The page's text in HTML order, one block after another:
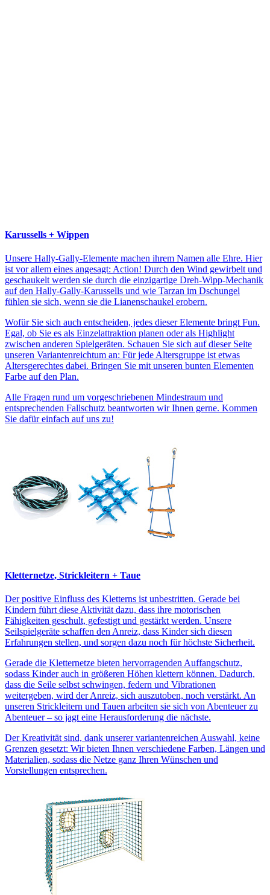
Karussells + Wippen
Unsere Hally-Gally-Elemente machen ihrem Namen alle Ehre. Hier
ist vor allem eines angesagt: Action! Durch den Wind gewirbelt und
geschaukelt werden sie durch die einzigartige Dreh-Wipp-Mechanik
auf den Hally-Gally-Karussells und wie Tarzan im Dschungel
fühlen sie sich, wenn sie die Lianenschaukel erobern.
Wofür Sie sich auch entscheiden, jedes dieser Elemente bringt Fun.
Egal, ob Sie es als Einzelattraktion planen oder als Highlight
zwischen anderen Spielgeräten. Schauen Sie sich auf dieser Seite
unseren Variantenreichtum an: Für jede Altersgruppe ist etwas
Altersgerechtes dabei. Bringen Sie mit unseren bunten Elementen
Farbe auf den Plan.
Alle Fragen rund um vorgeschriebenen Mindestraum und
entsprechenden Fallschutz beantworten wir Ihnen gerne. Kommen
Sie dafür einfach auf uns zu!
Kletternetze, Strickleitern + Taue
Der positive Einfluss des Kletterns ist unbestritten. Gerade bei
Kindern führt diese Aktivität dazu, dass ihre motorischen
Fähigkeiten geschult, gefestigt und gestärkt werden. Unsere
Seilspielgeräte schaffen den Anreiz, dass Kinder sich diesen
Erfahrungen stellen, und sorgen dazu noch für höchste Sicherheit.
Gerade die Kletternetze bieten hervorragenden Auffangschutz,
sodass Kinder auch in größeren Höhen klettern können. Dadurch,
dass die Seile selbst schwingen, federn und Vibrationen
weitergeben, wird der Anreiz, sich auszutoben, noch verstärkt. An
unseren Strickleitern und Tauen arbeiten sie sich von Abenteuer zu
Abenteuer – so jagt eine Herausforderung die nächste.
Der Kreativität sind, dank unserer variantenreichen Auswahl, keine
Grenzen gesetzt: Wir bieten Ihnen verschiedene Farben, Längen und
Materialien, sodass die Netze ganz Ihren Wünschen und
Vorstellungen entsprechen.